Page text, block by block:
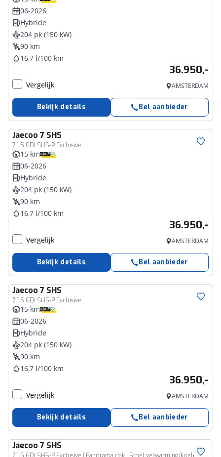
06-2026
Hybride
204 pk (150 kW)
90 km
16,7 l/100 km
36.950,-
Vergelijk AMSTERDAM
Bekijk details Bel aanbieder
Jaecoo 7 SHS
7 1.5 GDI SHS-P Exclusive
15 km
06-2026
Hybride
204 pk (150 kW)
90 km
16,7 l/100 km
36.950,-
Vergelijk AMSTERDAM
Bekijk details Bel aanbieder
Jaecoo 7 SHS
7 1.5 GDI SHS-P Exclusive
15 km
06-2026
Hybride
204 pk (150 kW)
90 km
16,7 l/100 km
36.950,-
Vergelijk AMSTERDAM
Bekijk details Bel aanbieder
Jaecoo 7 SHS